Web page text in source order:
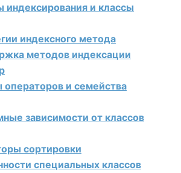
индексирования и классы
индексного метода
методов индексации
операторов и семейства
зависимости от классов
сортировки
специальных классов